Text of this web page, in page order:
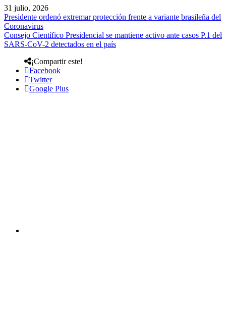
31 julio, 2026
Presidente ordenó extremar protección frente a variante brasileña del
Coronavirus
Consejo Científico Presidencial se mantiene activo ante casos P.1 del
SARS-CoV-2 detectados en el país
¡Compartir este!
Facebook
Twitter
Google Plus